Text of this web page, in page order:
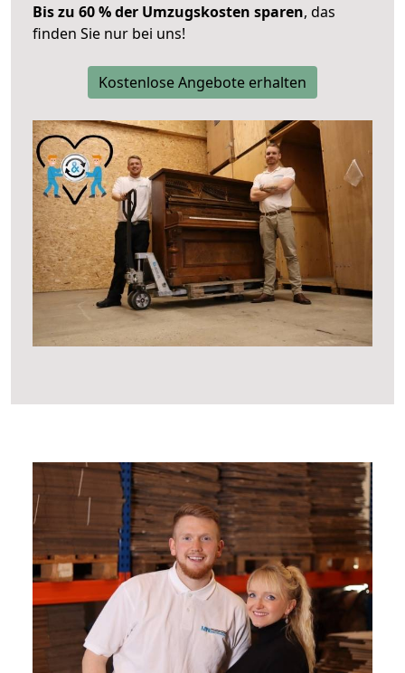
Bis zu 60 % der Umzugskosten sparen, das
finden Sie nur bei uns!
Kostenlose Angebote erhalten